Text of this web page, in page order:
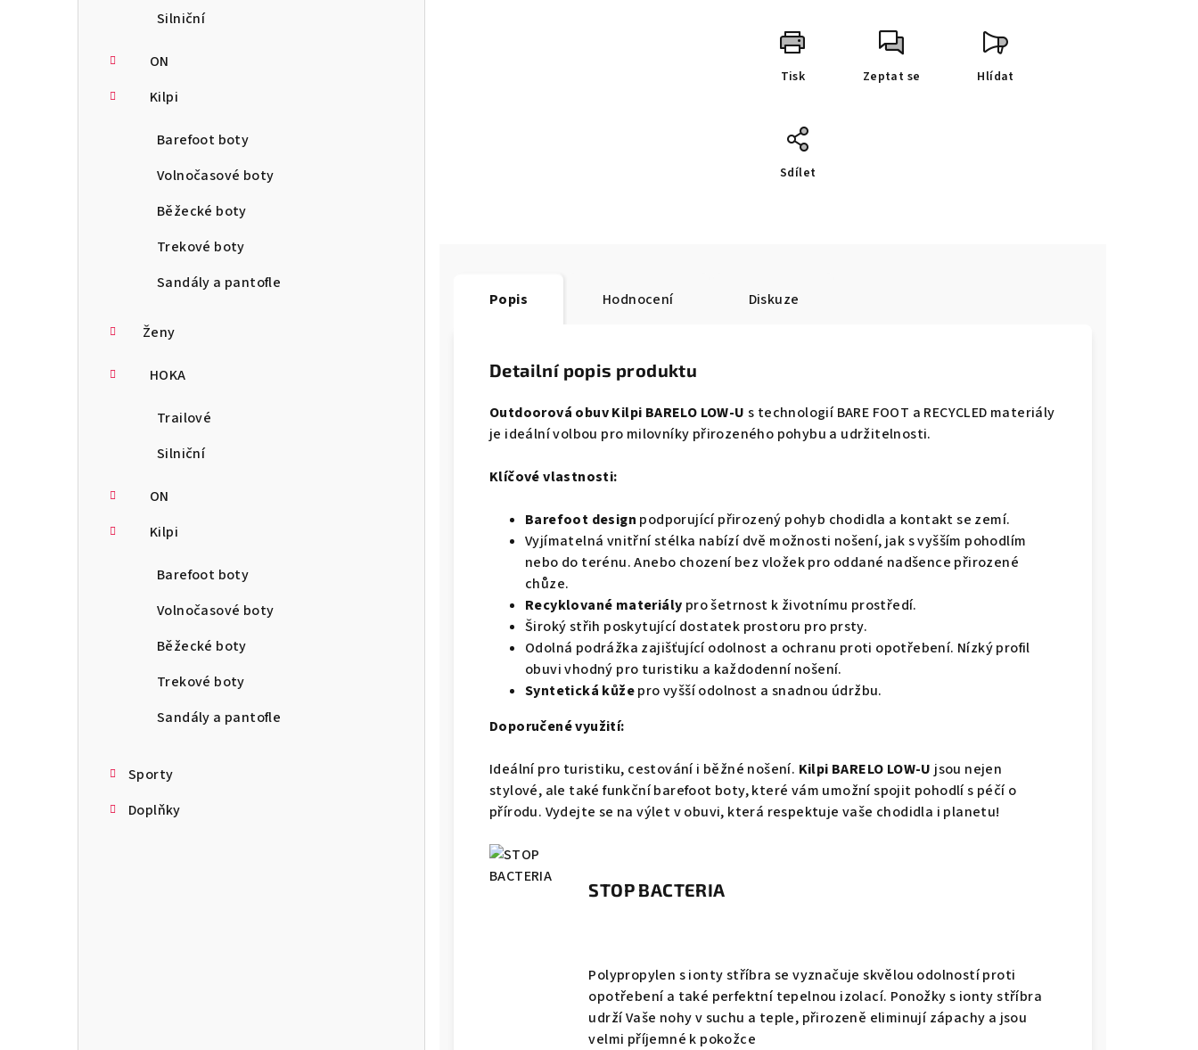
Silniční
ON
Kilpi
Barefoot boty
Volnočasové boty
Běžecké boty
Trekové boty
Sandály a pantofle
Ženy
HOKA
Trailové
Silniční
ON
Kilpi
Barefoot boty
Volnočasové boty
Běžecké boty
Trekové boty
Sandály a pantofle
Sporty
Doplňky
Tisk Zeptat se Hlídat
Sdílet
Popis Hodnocení Diskuze
Detailní popis produktu
Outdoorová obuv Kilpi BARELO LOW-U s technologií BARE FOOT a RECYCLED materiály
je ideální volbou pro milovníky přirozeného pohybu a udržitelnosti.
Klíčové vlastnosti:
Barefoot design podporující přirozený pohyb chodidla a kontakt se zemí.
Vyjímatelná vnitřní stélka nabízí dvě možnosti nošení, jak s vyšším pohodlím
nebo do terénu. Anebo chození bez vložek pro oddané nadšence přirozené
chůze.
Recyklované materiály pro šetrnost k životnímu prostředí.
Široký střih poskytující dostatek prostoru pro prsty.
Odolná podrážka zajišťující odolnost a ochranu proti opotřebení. Nízký profil
obuvi vhodný pro turistiku a každodenní nošení.
Syntetická kůžepro vyšší odolnost a snadnou údržbu.
Doporučené využití:
Ideální pro turistiku, cestování i běžné nošení. Kilpi BARELO LOW-U jsou nejen
stylové, ale také funkční barefoot boty, které vám umožní spojit pohodlí s péčí o
přírodu. Vydejte se na výlet v obuvi, která respektuje vaše chodidla i planetu!
STOP BACTERIA
Polypropylen s ionty stříbra se vyznačuje skvělou odolností proti
opotřebení a také perfektní tepelnou izolací. Ponožky s ionty stříbra
udrží Vaše nohy v suchu a teple, přirozeně eliminují zápachy a jsou
velmi příjemné k pokožce